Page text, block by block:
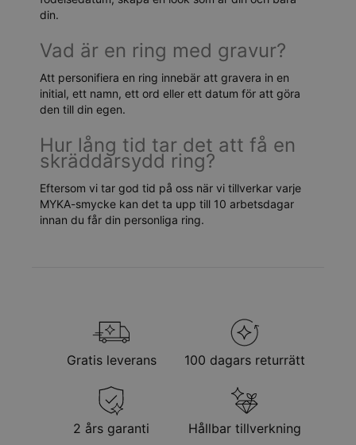
din.
Vad är en ring med gravur?
Att personifiera en ring innebär att gravera in en
initial, ett namn, ett ord eller ett datum för att göra
den till din egen.
Hur lång tid tar det att få en
skräddarsydd ring?
Eftersom vi tar god tid på oss när vi tillverkar varje
MYKA-smycke kan det ta upp till 10 arbetsdagar
innan du får din personliga ring.
Gratis leverans 100 dagars returrätt
2 års garanti Hållbar tillverkning